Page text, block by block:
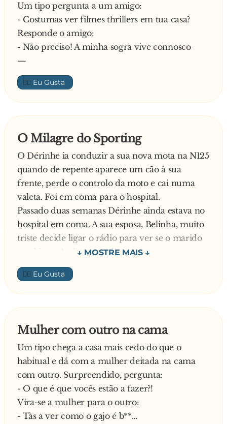
Um tipo pergunta a um amigo:
- Costumas ver filmes thrillers em tua casa?
Responde o amigo:
- Não preciso! A minha sogra vive connosco
—
👍🏼
O Milagre do Sporting
O Dérinhe ia conduzir a sua nova mota na N125
quando de repente aparece um cão à sua
frente, perde o controlo da moto e cai numa
valeta. Foi em coma para o hospital.
Passado duas semanas Dérinhe ainda estava no
hospital em coma. A sua esposa, Belinha, muito
triste decide ligar o rádio para ver se o marido
arrebitava Ao ligar o rádio estava a ser
transmitido o relato do Basileia vs Sporting.
Como o marido é adepto do sporting a mulher
decidio não mudar de frequência.
Quando o sporting encaixou o 3º, Dérinho
- Desliga essa m*rda que eu já não posso com
esses camelos.
Grita de contente a mulher:
- Milagre Senhor!
—
👍🏼
Mulher com outro na cama
Um tipo chega a casa mais cedo do que o
habitual e dá com a mulher deitada na cama
com outro. Surpreendido, pergunta:
- O que é que vocês estão a fazer?!
Vira-se a mulher para o outro:
- Tàs a ver como o gajo é b**...